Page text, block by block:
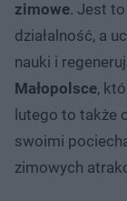
zimowe. Jest to
działalność, a
nauki i
Małopolsce,
lutego to także
swoimi
zimowych